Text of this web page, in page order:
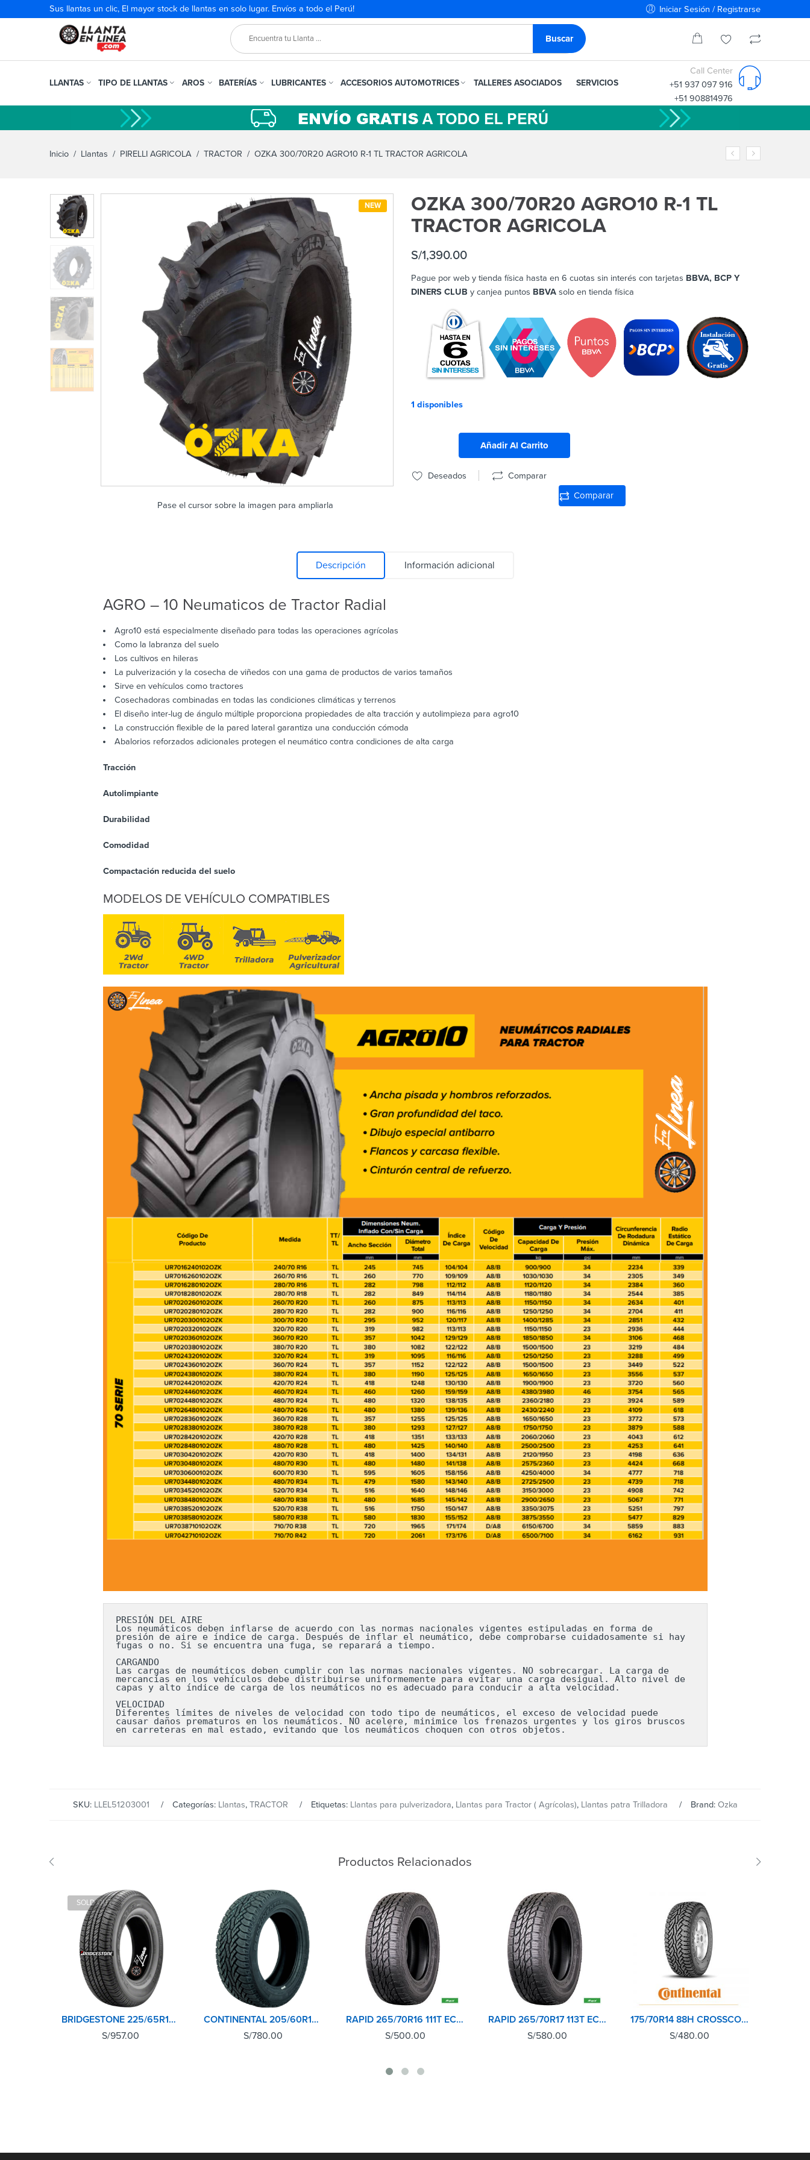
Sus llantas un clic, El mayor stock de llantas en solo lugar. Envíos a todo el Perú! Iniciar Sesión / Registrarse
LLANTAS TIPO DE LLANTAS AROS BATERÍAS LUBRICANTES ACCESORIOS AUTOMOTRICES TALLERES ASOCIADOS SERVICIOS
Call Center
+51 937 097 916
+51 908814976
Inicio / Llantas / PIRELLI AGRICOLA / TRACTOR / OZKA 300/70R20 AGRO10 R-1 TL TRACTOR AGRICOLA
NEW
Pase el cursor sobre la imagen para ampliarla
OZKA 300/70R20 AGRO10 R-1 TL
TRACTOR AGRICOLA
S/1,390.00
Pague por web y tienda física hasta en 6 cuotas sin interés con tarjetas BBVA, BCP Y
DINERS CLUB y canjea puntos BBVA solo en tienda física
1 disponibles
Añadir Al Carrito
Deseados Comparar
Comparar
Descripción Información adicional
AGRO – 10 Neumaticos de Tractor Radial
Agro10 está especialmente diseñado para todas las operaciones agrícolas
Como la labranza del suelo
Los cultivos en hileras
La pulverización y la cosecha de viñedos con una gama de productos de varios tamaños
Sirve en vehículos como tractores
Cosechadoras combinadas en todas las condiciones climáticas y terrenos
El diseño inter-lug de ángulo múltiple proporciona propiedades de alta tracción y autolimpieza para agro10
La construcción flexible de la pared lateral garantiza una conducción cómoda
Abalorios reforzados adicionales protegen el neumático contra condiciones de alta carga
Tracción
Autolimpiante
Durabilidad
Comodidad
Compactación reducida del suelo
MODELOS DE VEHÍCULO COMPATIBLES
PRESIÓN DEL AIRE
Los neumáticos deben inflarse de acuerdo con las normas nacionales vigentes estipuladas en forma de
presión de aire e índice de carga. Después de inflar el neumático, debe comprobarse cuidadosamente si hay
fugas o no. Si se encuentra una fuga, se reparará a tiempo.
CARGANDO
Las cargas de neumáticos deben cumplir con las normas nacionales vigentes. NO sobrecargar. La carga de
mercancías en los vehículos debe distribuirse uniformemente para evitar una carga desigual. Alto nivel de
capas y alto índice de carga de los neumáticos no es adecuado para conducir a alta velocidad.
VELOCIDAD
Diferentes límites de niveles de velocidad con todo tipo de neumáticos, el exceso de velocidad puede
causar daños prematuros en los neumáticos. NO acelere, minimice los frenazos urgentes y los giros bruscos
en carreteras en mal estado, evitando que los neumáticos choquen con otros objetos.
SKU: LLEL51203001 Categorías: Llantas, TRACTOR Etiquetas: Llantas para pulverizadora, Llantas para Tractor ( Agrícolas), Llantas patra Trilladora Brand: Ozka
Productos Relacionados
SOLD OUT
BRIDGESTONE 225/65R17 102T DUELER H/T 684II
S/957.00
CONTINENTAL 205/60R15 91H CROSSCONTACT AT
S/780.00
RAPID 265/70R16 111T ECOLANDER AT
S/500.00
RAPID 265/70R17 113T ECOLANDER AT
S/580.00
175/70R14 88H CROSSCONTACT AT CONTINENTAL
S/480.00